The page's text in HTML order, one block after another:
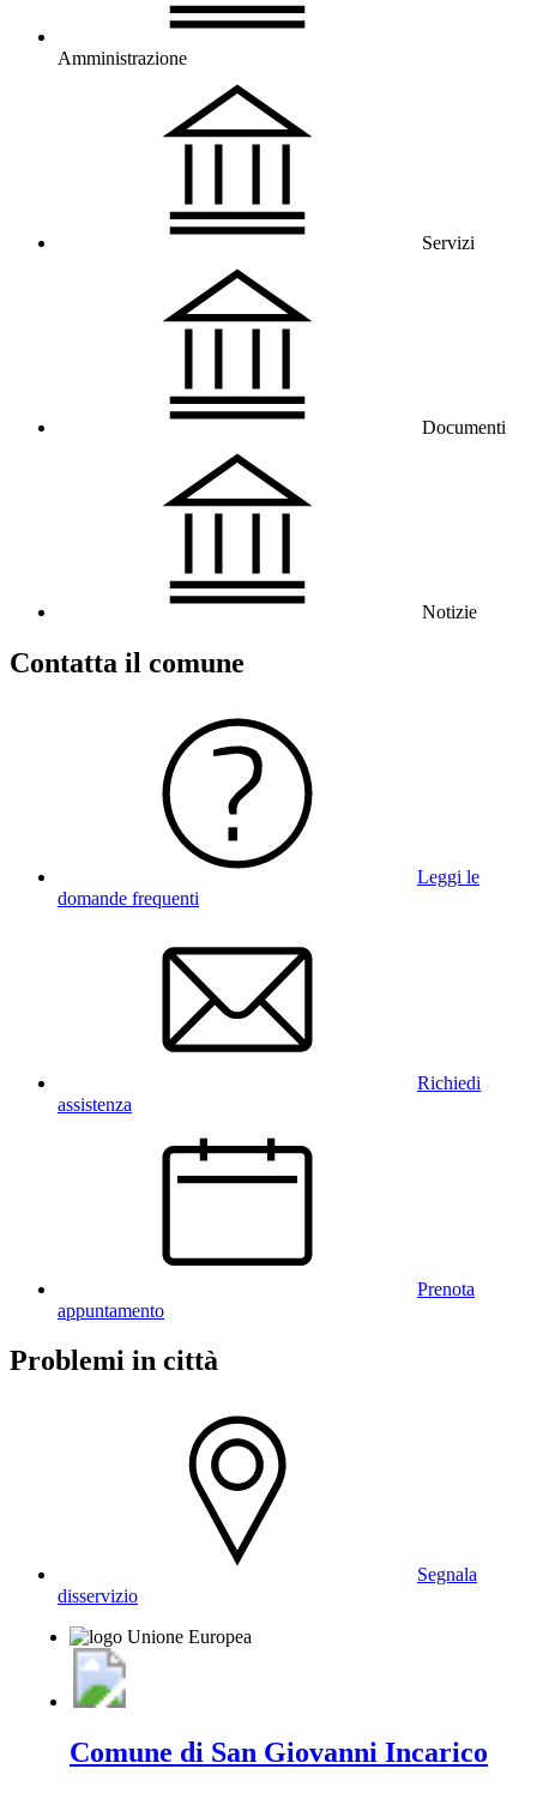
Amministrazione
Servizi
Documenti
Notizie
Contatta il comune
Leggi le
domande frequenti
Richiedi
assistenza
Prenota
appuntamento
Problemi in città
Segnala
disservizio
Comune di San Giovanni Incarico